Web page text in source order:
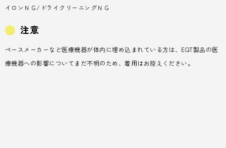
イロンＮＧ/ドライクリーニングＮＧ
注意
ペースメーカーなど医療機器が体内に埋め込まれている方は、EQT製品の医
療機器への影響についてまだ不明のため、着用はお控えください。